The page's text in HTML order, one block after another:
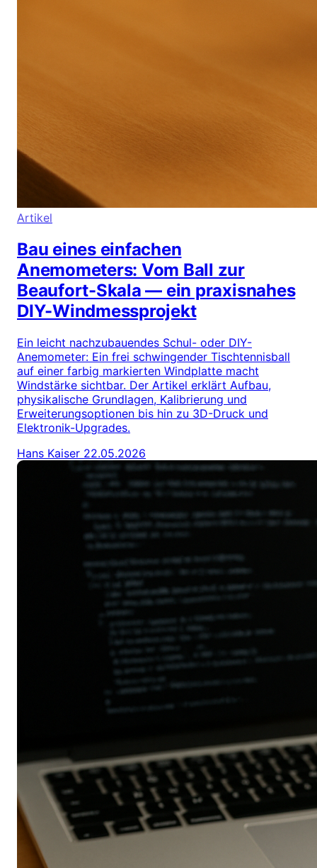
Artikel
Bau eines einfachen
Anemometers: Vom Ball zur
Beaufort-Skala — ein praxisnahes
DIY-Windmessprojekt
Ein leicht nachzubauendes Schul- oder DIY-
Anemometer: Ein frei schwingender Tischtennisball
auf einer farbig markierten Windplatte macht
Windstärke sichtbar. Der Artikel erklärt Aufbau,
physikalische Grundlagen, Kalibrierung und
Erweiterungsoptionen bis hin zu 3D-Druck und
Elektronik-Upgrades.
Hans Kaiser 22.05.2026